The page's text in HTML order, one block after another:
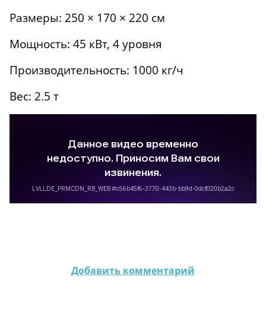
Размеры: 250 × 170 × 220 см
Мощность: 45 кВт, 4 уровня
Производительность: 1000 кг/ч
Вес: 2.5 т
Добавить комментарий